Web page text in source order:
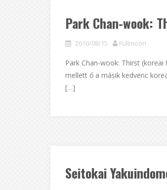
Park Chan-wook:
2010/08/15 Fullmoon
Park Chan-wook: Thirst
mellett ő a másik kedvenc
[…]
Seitokai